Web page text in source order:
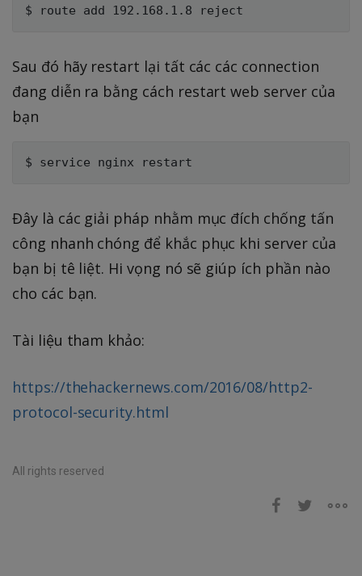
Sau đó hãy restart lại tất các các connection
đang diễn ra bằng cách restart web server của
bạn
Đây là các giải pháp nhằm mục đích chống tấn
công nhanh chóng để khắc phục khi server của
bạn bị tê liệt. Hi vọng nó sẽ giúp ích phần nào
cho các bạn.
Tài liệu tham khảo:
https://thehackernews.com/2016/08/http2-
protocol-security.html
All rights reserved